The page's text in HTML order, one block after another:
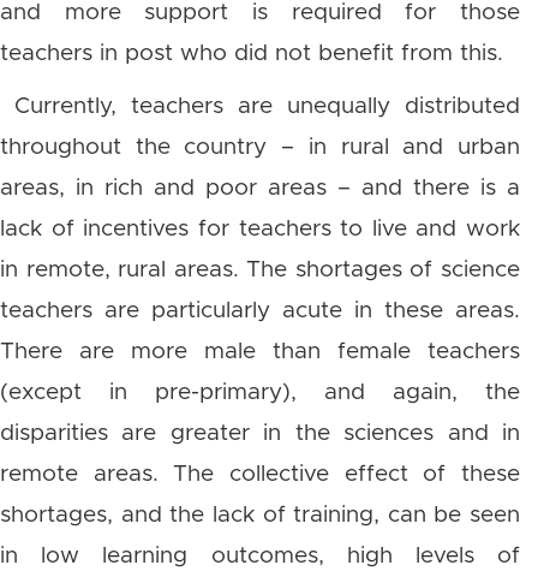
and more support is required for those
teachers in post who did not benefit from this.
Currently, teachers are unequally distributed
throughout the country – in rural and urban
areas, in rich and poor areas – and there is a
lack of incentives for teachers to live and work
in remote, rural areas. The shortages of science
teachers are particularly acute in these areas.
There are more male than female teachers
(except in pre-primary), and again, the
disparities are greater in the sciences and in
remote areas. The collective effect of these
shortages, and the lack of training, can be seen
in low learning outcomes, high levels of